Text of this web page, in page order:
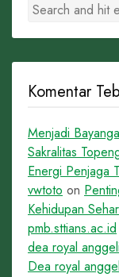
Komentar
Menjadi
Sakralitas
Energi Penjaga
vwtoto on
Kehidupan
pmb.sttians.ac.id
dea royal
Dea royal